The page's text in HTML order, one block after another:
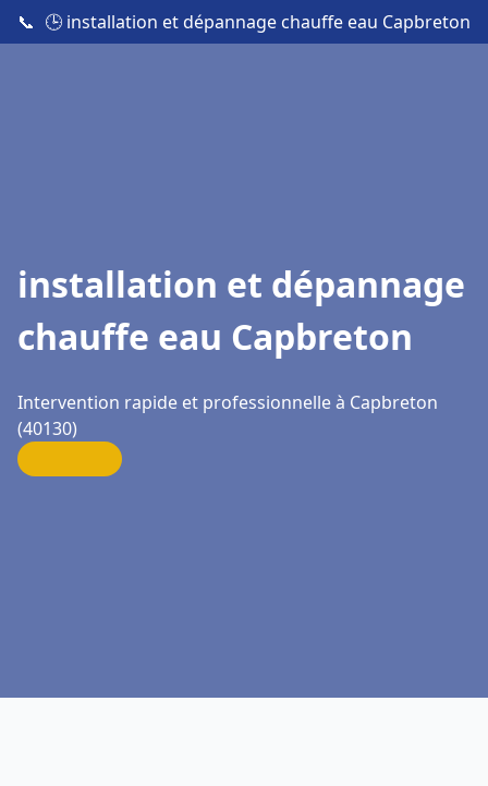
📞 🕒 installation et dépannage chauffe eau Capbreton
installation et dépannage
chauffe eau Capbreton
Intervention rapide et professionnelle à Capbreton
(40130)